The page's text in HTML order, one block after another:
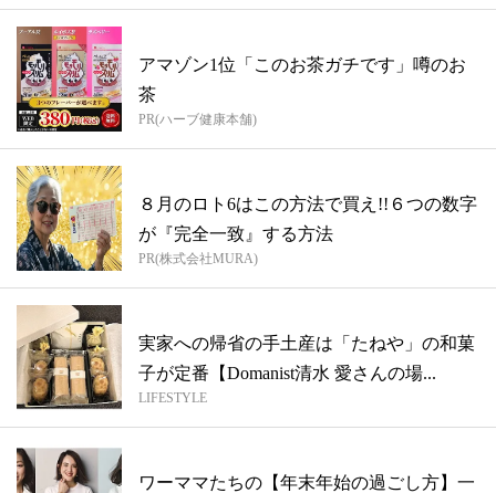
アマゾン1位「このお茶ガチです」噂のお
茶
PR(ハーブ健康本舗)
８月のロト6はこの方法で買え!!６つの数字
が『完全一致』する方法
PR(株式会社MURA)
実家への帰省の手土産は「たねや」の和菓
子が定番【Domanist清水 愛さんの場...
LIFESTYLE
ワーママたちの【年末年始の過ごし方】一